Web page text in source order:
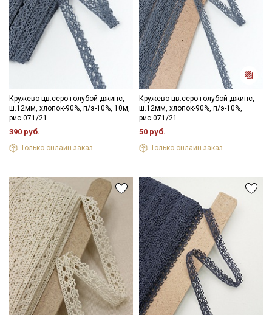
Кружево цв.серо-голубой джинс,
ш.12мм, хлопок-90%, п/э-10%, 10м,
рис.071/21
390 руб.
Только онлайн-заказ
Кружево цв.серо-голубой джинс,
ш.12мм, хлопок-90%, п/э-10%,
рис.071/21
50 руб.
Только онлайн-заказ
Секретная рассылка от Купава
Мы публикуем здесь дополнительные
промокоды и скидки до 30% на узкие
категории тканей
Электронная почта
Подписаться
Ознакомлен(а) сПолитикой обработки персональных
данныхи даюСогласие на обработку персональных
данных
ДаюСогласие на получение рекламных и
информационных рассылок